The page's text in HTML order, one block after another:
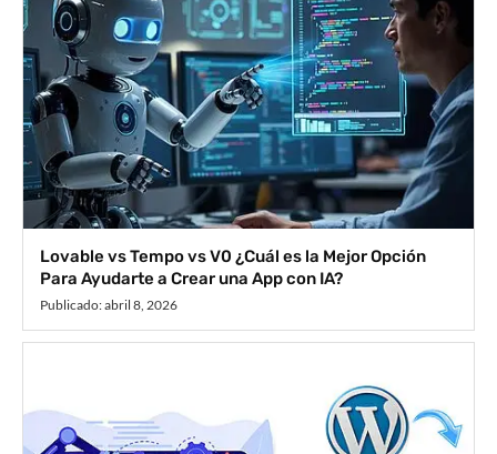
Lovable vs Tempo vs V0 ¿Cuál es la Mejor Opción
Para Ayudarte a Crear una App con IA?
Publicado:abril 8, 2026